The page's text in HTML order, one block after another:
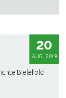
20
AUG., 2019
Bielefold